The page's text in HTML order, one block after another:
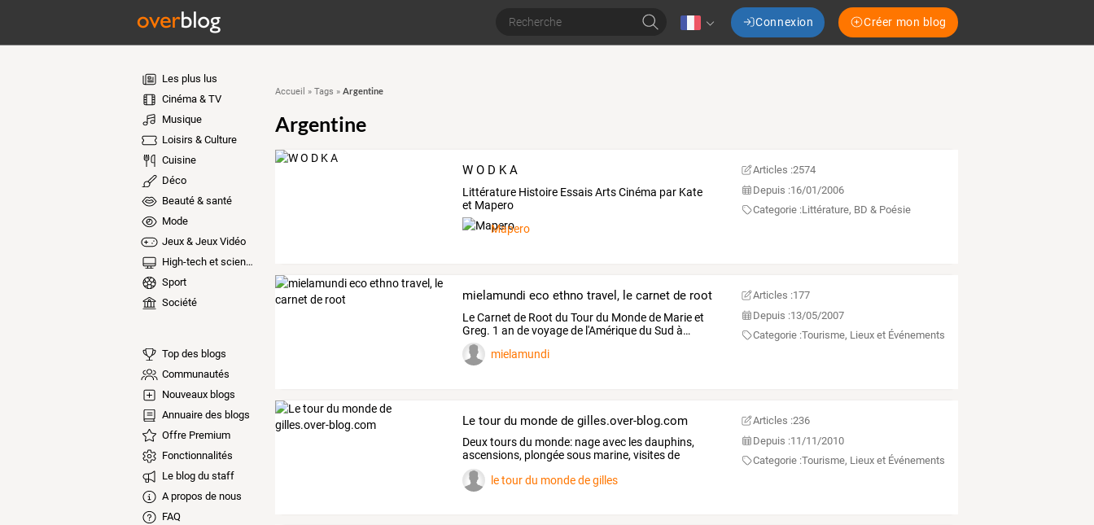
Connexion Créer mon blog
Les plus lus
Cinéma & TV
Musique
Loisirs & Culture
Cuisine
Déco
Beauté & santé
Mode
Jeux & Jeux Vidéo
High-tech et sciences
Sport
Société
Top des blogs
Communautés
Nouveaux blogs
Annuaire des blogs
Offre Premium
Fonctionnalités
Le blog du staff
A propos de nous
FAQ
Accueil » Tags » Argentine
Argentine
W O D K A
Littérature Histoire Essais Arts Cinéma par Kate
et Mapero
Mapero
Articles :2574
Depuis :16/01/2006
Categorie :Littérature, BD & Poésie
mielamundi eco ethno travel, le carnet de root
LeCarnet de Root du Tourdu Mondede Marieet
Greg. 1 an devoyagede l'Amériquedu Sud à…
mielamundi
Articles :177
Depuis :13/05/2007
Categorie :Tourisme, Lieux et Événements
Le tour du monde de gilles.over-blog.com
Deuxtoursdu monde: nageavec lesdauphins,
ascensions, plongéesous marine,visitesde
temples,
le tour du monde de gilles
Articles :236
Depuis :11/11/2010
Categorie :Tourisme, Lieux et Événements